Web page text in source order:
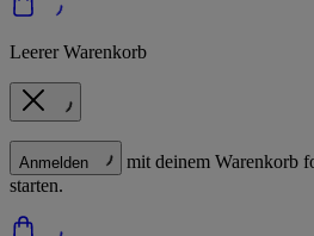
Leerer Warenkorb
Anmelden
mit deinem Warenkorb
starten.